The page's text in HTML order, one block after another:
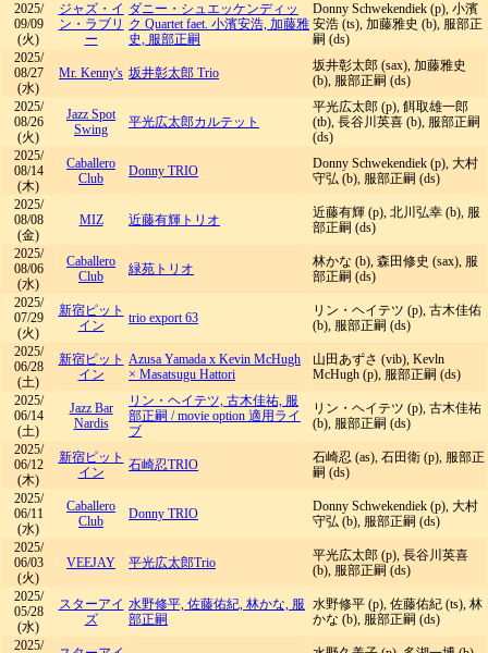
2025/
09/09
(火)
ジャズ・イ
ン・ラブリ
ー
ダニー・シュエッケンディッ
ク Quartet faet. 小濱安浩, 加藤雅
史, 服部正嗣
Donny Schwekendiek (p), 小濱
安浩 (ts), 加藤雅史 (b), 服部正
嗣 (ds)
2025/
08/27
(水)
Mr. Kenny's 坂井彰太郎 Trio
坂井彰太郎 (sax), 加藤雅史
(b), 服部正嗣 (ds)
2025/
08/26
(火)
Jazz Spot
Swing
平光広太郎カルテット
平光広太郎 (p), 餌取雄一郎
(tb), 長谷川英喜 (b), 服部正嗣
(ds)
2025/
08/14
(木)
Caballero
Club
Donny TRIO
Donny Schwekendiek (p), 大村
守弘 (b), 服部正嗣 (ds)
2025/
08/08
(金)
MIZ 近藤有輝トリオ
近藤有輝 (p), 北川弘幸 (b), 服
部正嗣 (ds)
2025/
08/06
(水)
Caballero
Club
緑苑トリオ
林かな (b), 森田修史 (sax), 服
部正嗣 (ds)
2025/
07/29
(火)
新宿ピット
イン
trio export 63
リン・ヘイテツ (p), 古木佳佑
(b), 服部正嗣 (ds)
2025/
06/28
(土)
新宿ピット
イン
Azusa Yamada x Kevin McHugh
× Masatsugu Hattori
山田あずさ (vib), Kevln
McHugh (p), 服部正嗣 (ds)
2025/
06/14
(土)
Jazz Bar
Nardis
リン・ヘイテツ, 古木佳祐, 服
部正嗣 /movie option 適用ライ
ブ
リン・ヘイテツ (p), 古木佳祐
(b), 服部正嗣 (ds)
2025/
06/12
(木)
新宿ピット
イン
石崎忍TRIO
石崎忍 (as), 石田衛 (p), 服部正
嗣 (ds)
2025/
06/11
(水)
Caballero
Club
Donny TRIO
Donny Schwekendiek (p), 大村
守弘 (b), 服部正嗣 (ds)
2025/
06/03
(火)
VEEJAY 平光広太郎Trio
平光広太郎 (p), 長谷川英喜
(b), 服部正嗣 (ds)
2025/
05/28
(水)
スターアイ
ズ
水野修平, 佐藤佑紀, 林かな, 服
部正嗣
水野修平 (p), 佐藤佑紀 (ts), 林
かな (b), 服部正嗣 (ds)
2025/